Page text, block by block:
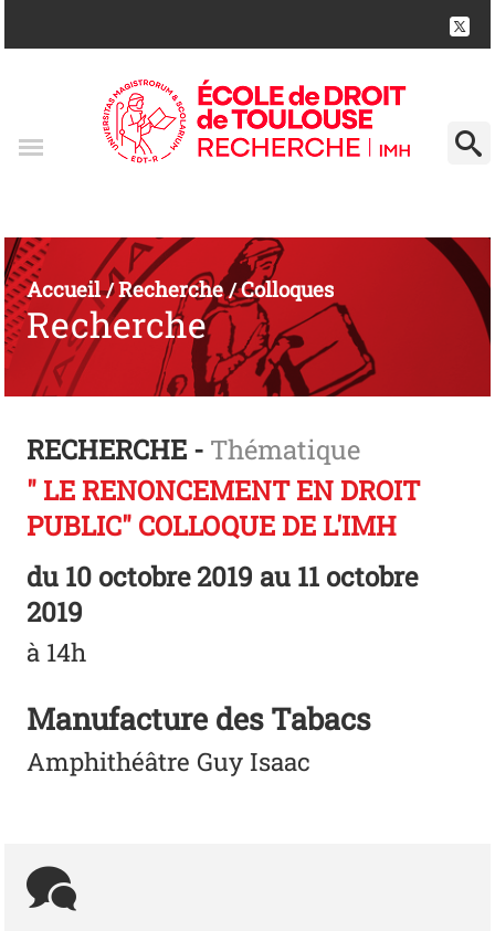
Accueil/Recherche/Colloques
Recherche
RECHERCHE - Thématique
" LE RENONCEMENT EN DROIT
PUBLIC" COLLOQUE DE L'IMH
du 10 octobre 2019 au 11 octobre
2019
à 14h
Manufacture des Tabacs
Amphithéâtre Guy Isaac